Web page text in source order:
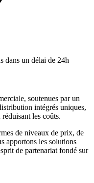
dans un délai de 24h
soutenues par un
intégrés uniques,
les coûts.
de niveaux de prix, de
apportons les solutions
de partenariat fondé sur